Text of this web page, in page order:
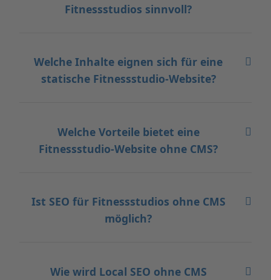
Fitnessstudios sinnvoll?
Welche Inhalte eignen sich für eine
statische Fitnessstudio-Website?
Welche Vorteile bietet eine
Fitnessstudio-Website ohne CMS?
Ist SEO für Fitnessstudios ohne CMS
möglich?
Wie wird Local SEO ohne CMS